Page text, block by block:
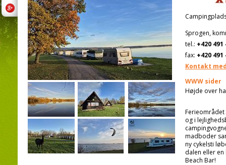
Sprogen,
tel.: +420 491
fax: +420 491
Kontakt
WWW sider
Højde over
og i
madboder
ny cykelsti
dalen eller
Beach Bar!